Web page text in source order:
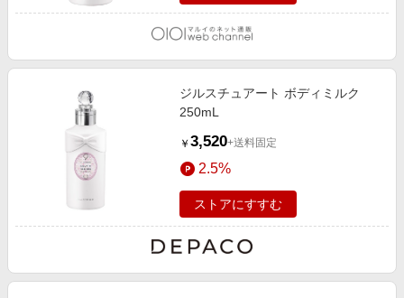
ジルスチュアート ボディミルク
250mL
￥ 3,520+送料固定
2.5%
ストアにすすむ